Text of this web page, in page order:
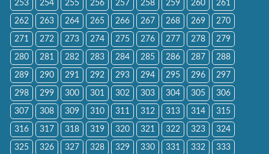
253 254 255 256 257 258 259 260 261
262 263 264 265 266 267 268 269 270
271 272 273 274 275 276 277 278 279
280 281 282 283 284 285 286 287 288
289 290 291 292 293 294 295 296 297
298 299 300 301 302 303 304 305 306
307 308 309 310 311 312 313 314 315
316 317 318 319 320 321 322 323 324
325 326 327 328 329 330 331 332 333